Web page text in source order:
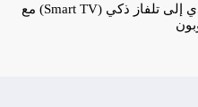
جهاز TV Box لتحويل التلفاز العادي إلى تلفاز ذكي (Smart TV) مع